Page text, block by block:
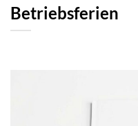
Betriebsferien